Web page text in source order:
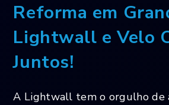
Reforma em
Lightwall e Velo
Juntos!
A Lightwall tem o orgulho de